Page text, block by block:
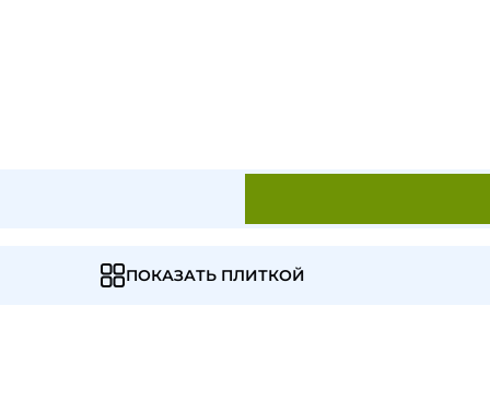
ПОКАЗАТЬ ПЛИТКОЙ